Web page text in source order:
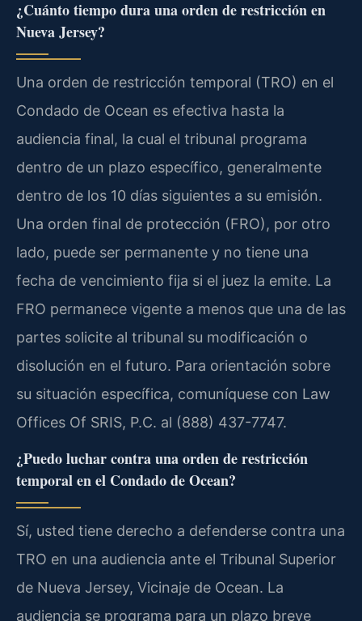
¿Cuánto tiempo dura una orden de restricción en
Nueva Jersey?
Una orden de restricción temporal (TRO) en el
Condado de Ocean es efectiva hasta la
audiencia final, la cual el tribunal programa
dentro de un plazo específico, generalmente
dentro de los 10 días siguientes a su emisión.
Una orden final de protección (FRO), por otro
lado, puede ser permanente y no tiene una
fecha de vencimiento fija si el juez la emite. La
FRO permanece vigente a menos que una de las
partes solicite al tribunal su modificación o
disolución en el futuro. Para orientación sobre
su situación específica, comuníquese con Law
Offices Of SRIS, P.C. al (888) 437-7747.
¿Puedo luchar contra una orden de restricción
temporal en el Condado de Ocean?
Sí, usted tiene derecho a defenderse contra una
TRO en una audiencia ante el Tribunal Superior
de Nueva Jersey, Vicinaje de Ocean. La
audiencia se programa para un plazo breve